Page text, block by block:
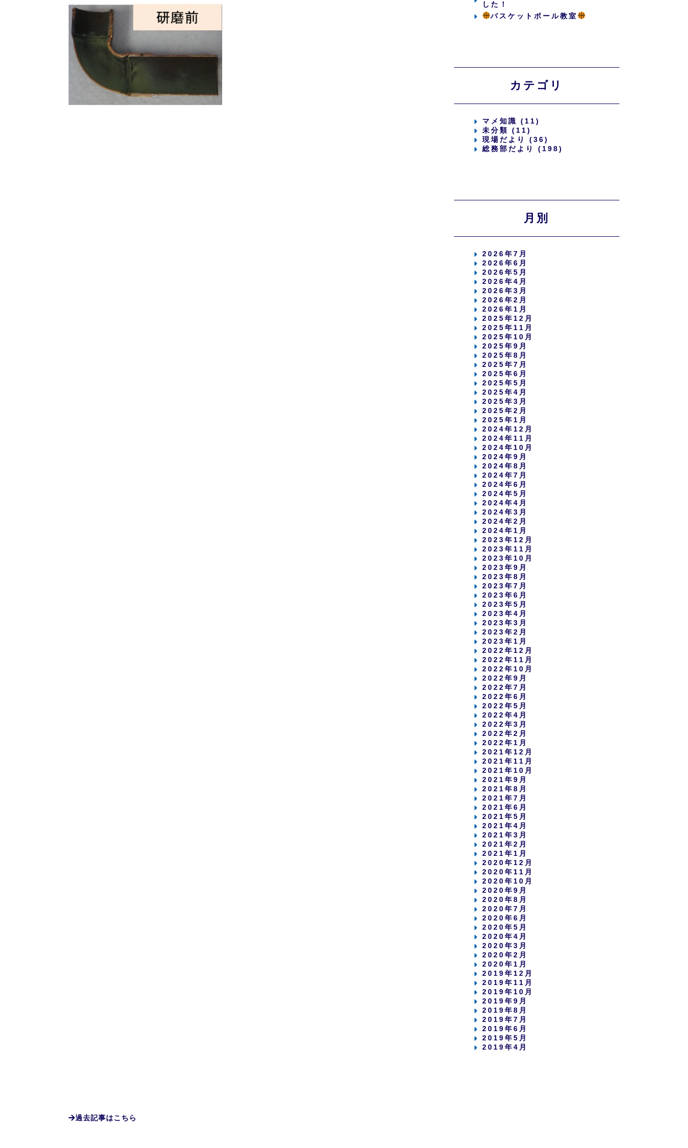
した！
バスケットボール教室
カテゴリ
マメ知識 (11)
未分類 (11)
現場だより (36)
総務部だより (198)
月別
2026年7月
2026年6月
2026年5月
2026年4月
2026年3月
2026年2月
2026年1月
2025年12月
2025年11月
2025年10月
2025年9月
2025年8月
2025年7月
2025年6月
2025年5月
2025年4月
2025年3月
2025年2月
2025年1月
2024年12月
2024年11月
2024年10月
2024年9月
2024年8月
2024年7月
2024年6月
2024年5月
2024年4月
2024年3月
2024年2月
2024年1月
2023年12月
2023年11月
2023年10月
2023年9月
2023年8月
2023年7月
2023年6月
2023年5月
2023年4月
2023年3月
2023年2月
2023年1月
2022年12月
2022年11月
2022年10月
2022年9月
2022年7月
2022年6月
2022年5月
2022年4月
2022年3月
2022年2月
2022年1月
2021年12月
2021年11月
2021年10月
2021年9月
2021年8月
2021年7月
2021年6月
2021年5月
2021年4月
2021年3月
2021年2月
2021年1月
2020年12月
2020年11月
2020年10月
2020年9月
2020年8月
2020年7月
2020年6月
2020年5月
2020年4月
2020年3月
2020年2月
2020年1月
2019年12月
2019年11月
2019年10月
2019年9月
2019年8月
2019年7月
2019年6月
2019年5月
2019年4月
過去記事はこちら